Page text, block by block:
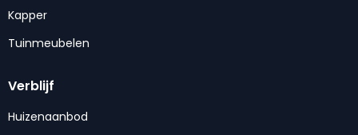
Kapper
Tuinmeubelen
Verblijf
Huizenaanbod